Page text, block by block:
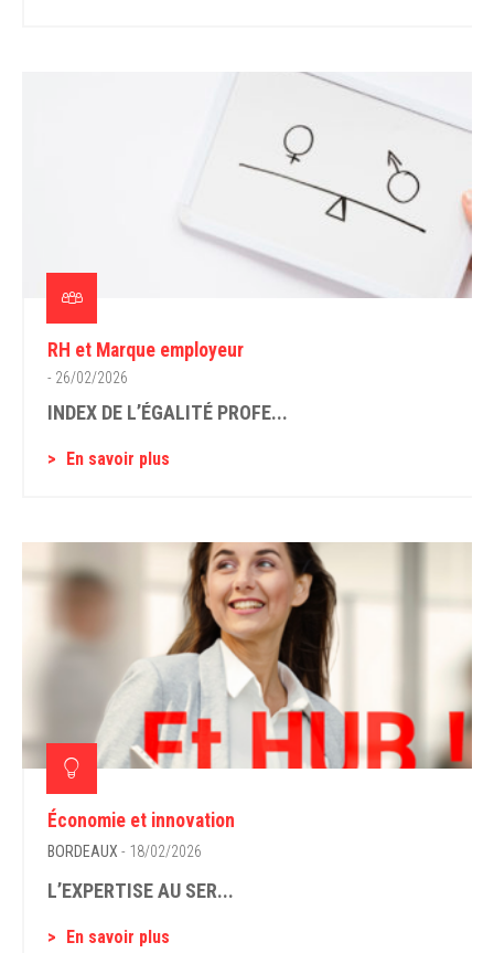
RH et Marque employeur
- 26/02/2026
INDEX DE L’ÉGALITÉ PROFE...
En savoir plus
Économie et innovation
BORDEAUX - 18/02/2026
L’EXPERTISE AU SER...
En savoir plus